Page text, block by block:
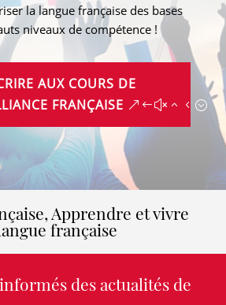
la langue française des bases
niveaux de compétence !
AUX COURS DE
FRANÇAISE
Apprendre et vivre
française
des actualités de